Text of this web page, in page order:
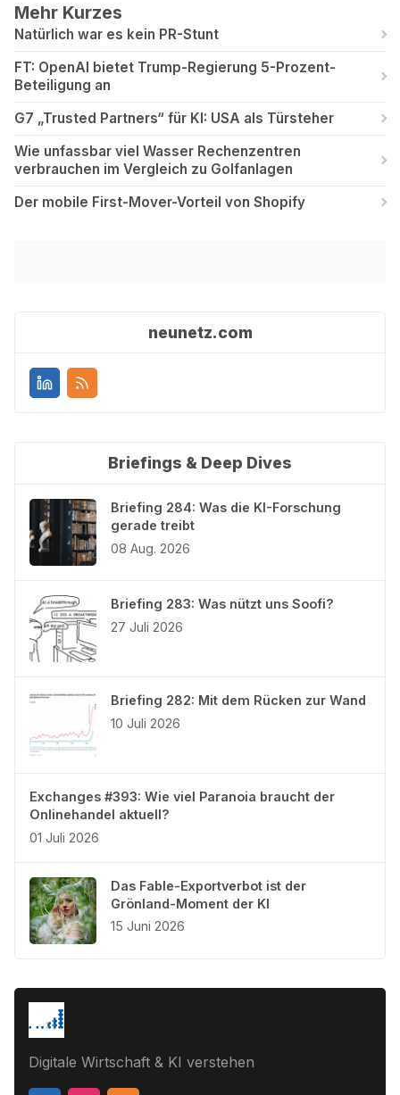
Mehr Kurzes
Natürlich war es kein PR-Stunt
FT: OpenAI bietet Trump-Regierung 5-Prozent-
Beteiligung an
G7 „Trusted Partners“ für KI: USA als Türsteher
Wie unfassbar viel Wasser Rechenzentren
verbrauchen im Vergleich zu Golfanlagen
Der mobile First-Mover-Vorteil von Shopify
neunetz.com
Briefings & Deep Dives
Briefing 284: Was die KI-Forschung
gerade treibt
08 Aug. 2026
Briefing 283: Was nützt uns Soofi?
27 Juli 2026
Briefing 282: Mit dem Rücken zur Wand
10 Juli 2026
Exchanges #393: Wie viel Paranoia braucht der
Onlinehandel aktuell?
01 Juli 2026
Das Fable-Exportverbot ist der
Grönland-Moment der KI
15 Juni 2026
Digitale Wirtschaft & KI verstehen